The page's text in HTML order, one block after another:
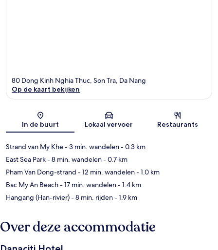
Kaart
80 Dong Kinh Nghia Thuc, Son Tra, Da Nang
Op de kaart bekijken
In de buurt Lokaal vervoer Restaurants
Strand van My Khe- 3 min. wandelen- 0.3 km
East Sea Park- 8 min. wandelen- 0.7 km
Pham Van Dong-strand - 12 min. wandelen- 1.0 km
Bac My An Beach- 17 min. wandelen- 1.4 km
Hangang (Han-rivier)- 8 min. rijden- 1.9 km
Over deze accommodatie